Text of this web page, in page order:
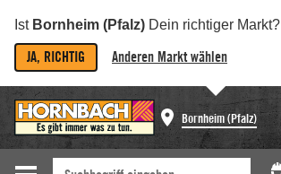
Ist Bornheim (Pfalz) Dein richtiger Markt?
JA, RICHTIG Anderen Markt wählen
Bornheim (Pfalz)